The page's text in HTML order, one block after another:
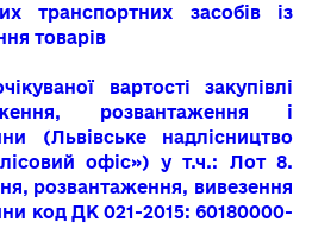
транспортних засобів із
товарів
вартості закупівлі
розвантаження і
(Львівське надлісництво
офіс») у т.ч.: Лот 8.
розвантаження, вивезення
код ДК 021-2015: 60180000-